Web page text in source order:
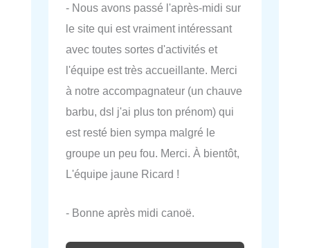
- Nous avons passé l'après-midi sur
le site qui est vraiment intéressant
avec toutes sortes d'activités et
l'équipe est très accueillante. Merci
à notre accompagnateur (un chauve
barbu, dsl j'ai plus ton prénom) qui
est resté bien sympa malgré le
groupe un peu fou. Merci. À bientôt,
L'équipe jaune Ricard !
- Bonne après midi canoë.